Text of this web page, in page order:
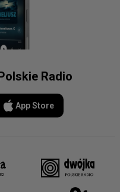
Radio
App Store